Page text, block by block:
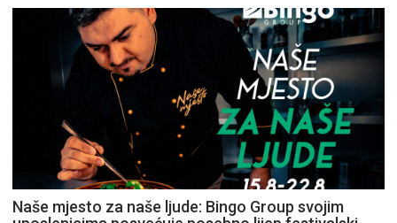
Naše mjesto za naše ljude: Bingo Group svojim